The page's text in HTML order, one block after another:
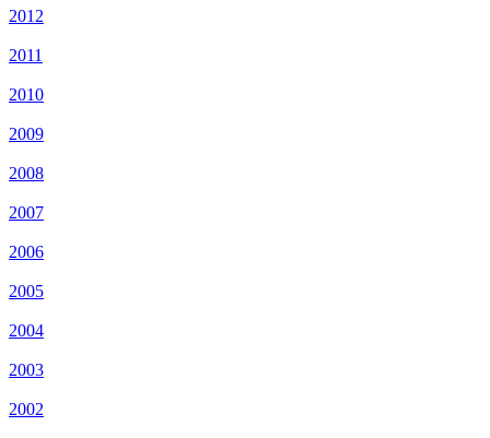
2012
2011
2010
2009
2008
2007
2006
2005
2004
2003
2002